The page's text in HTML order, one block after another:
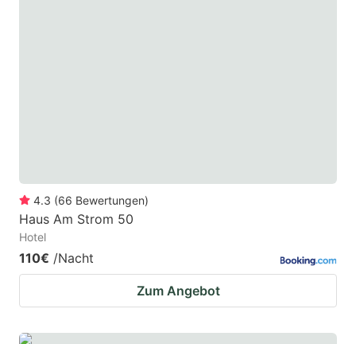
4.3 (66 Bewertungen)
Haus Am Strom 50
Hotel
110€ /Nacht
Zum Angebot